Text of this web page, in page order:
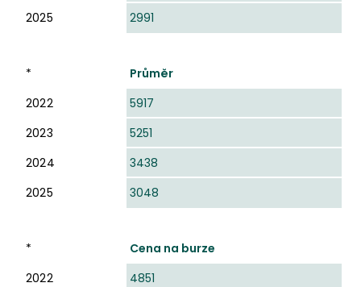
2025
2991
*
Průměr
2022
5917
2023
5251
2024
3438
2025
3048
*
Cena na burze
2022
4851